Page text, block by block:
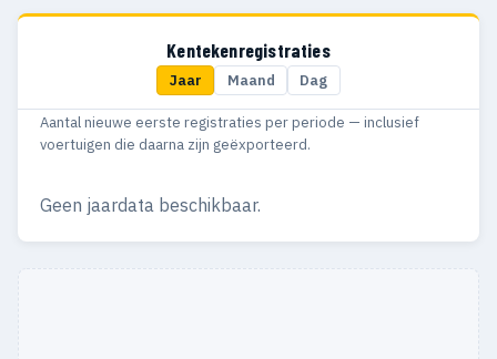
Kentekenregistraties
Jaar Maand Dag
Aantal nieuwe eerste registraties per periode — inclusief
voertuigen die daarna zijn geëxporteerd.
Geen jaardata beschikbaar.